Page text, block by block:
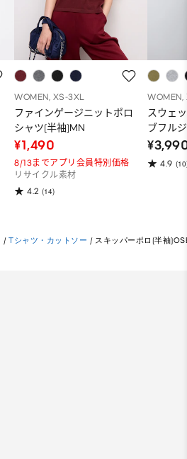
WOMEN, XS-3XL
ファインゲージニットポロ
シャツ(半袖)MN
¥1,490
8/13までアプリ会員特別価格
リサイクル素材
4.2 (14)
WOMEN,
スウェ
ブフル
ーパー
ット）
4.9
/ Tシャツ・カットソー / スキッパーポロ(半袖